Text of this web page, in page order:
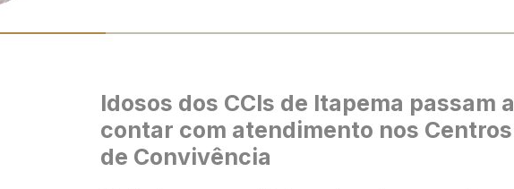
Idosos dos CCIs de Itapema passam a
contar com atendimento nos Centros
de Convivência